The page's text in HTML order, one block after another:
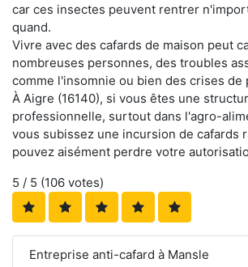
car ces insectes peuvent rentrer
quand.
Vivre avec des cafards de maison peut
nombreuses personnes, des troubles
comme l'insomnie ou bien des crises de
À Aigre (16140), si vous êtes une
professionnelle, surtout dans l'agro-
vous subissez une incursion de cafards
pouvez aisément perdre votre
5 / 5 (106 votes)
Entreprise anti-cafard à Mansle